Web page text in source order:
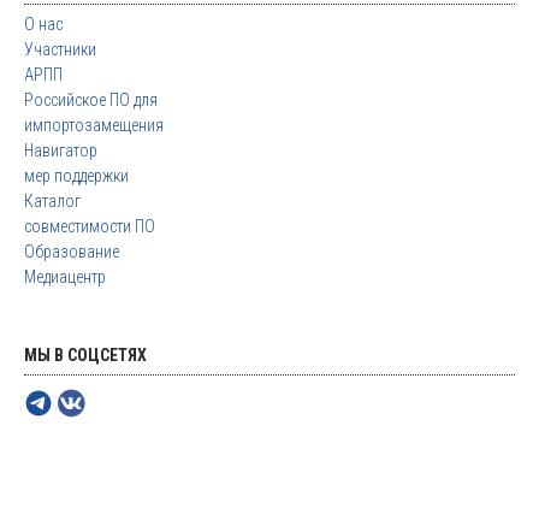
О нас
Участники
АРПП
Российское ПО для
импортозамещения
Навигатор
мер поддержки
Каталог
совместимости ПО
Образование
Медиацентр
МЫ В СОЦСЕТЯХ